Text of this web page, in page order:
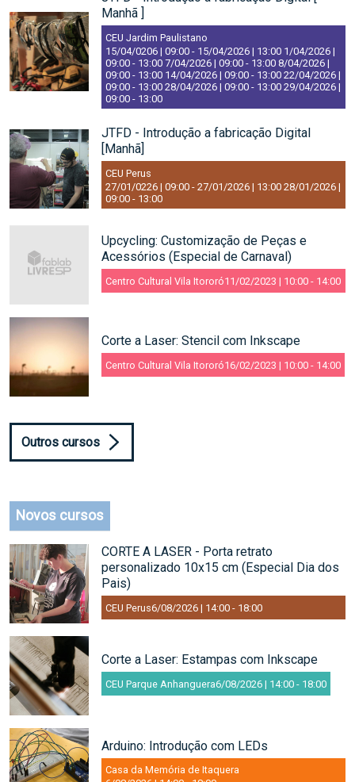
Manhã ]
CEU Jardim Paulistano
15/04/0206 | 09:00 - 15/04/2026 | 13:00 1/04/2026 |
09:00 - 13:00 7/04/2026 | 09:00 - 13:00 8/04/2026 |
09:00 - 13:00 14/04/2026 | 09:00 - 13:00 22/04/2026 |
09:00 - 13:00 28/04/2026 | 09:00 - 13:00 29/04/2026 |
09:00 - 13:00
JTFD - Introdução a fabricação Digital
[Manhã]
CEU Perus
27/01/0226 | 09:00 - 27/01/2026 | 13:00 28/01/2026 |
09:00 - 13:00
Upcycling: Customização de Peças e
Acessórios (Especial de Carnaval)
Centro Cultural Vila Itororó11/02/2023 | 10:00 - 14:00
Corte a Laser: Stencil com Inkscape
Centro Cultural Vila Itororó16/02/2023 | 10:00 - 14:00
Outros cursos
Novos cursos
CORTE A LASER - Porta retrato
personalizado 10x15 cm (Especial Dia dos
Pais)
CEU Perus6/08/2026 | 14:00 - 18:00
Corte a Laser: Estampas com Inkscape
CEU Parque Anhanguera6/08/2026 | 14:00 - 18:00
Arduino: Introdução com LEDs
Casa da Memória de Itaquera